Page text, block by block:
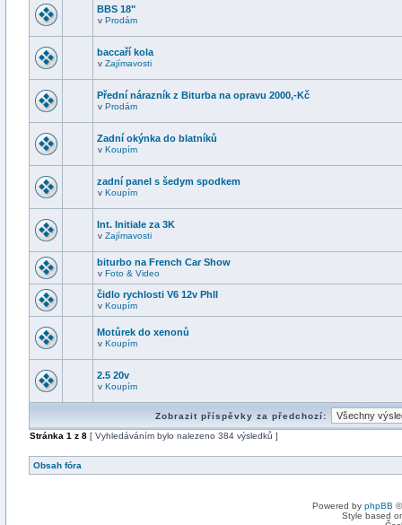
BBS 18"
v Prodám
baccaří kola
v Zajímavosti
Přední nárazník z Biturba na opravu 2000,-Kč
v Prodám
Zadní okýnka do blatníků
v Koupím
zadní panel s šedym spodkem
v Koupím
Int. Initiale za 3K
v Zajímavosti
biturbo na French Car Show
v Foto & Video
čidlo rychlosti V6 12v PhII
v Koupím
Motůrek do xenonů
v Koupím
2.5 20v
v Koupím
Zobrazit příspěvky za předchozí:
Stránka 1 z 8 [ Vyhledáváním bylo nalezeno 384 výsledků ]
Obsah fóra
Powered by phpBB
Style based